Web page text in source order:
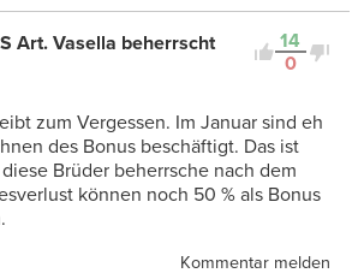
14
0
Art. Vasella beherrscht
zum Vergessen. Im Januar sind eh
des Bonus beschäftigt. Das ist
Brüder beherrsche nach dem
können noch 50 % als Bonus
Kommentar melden